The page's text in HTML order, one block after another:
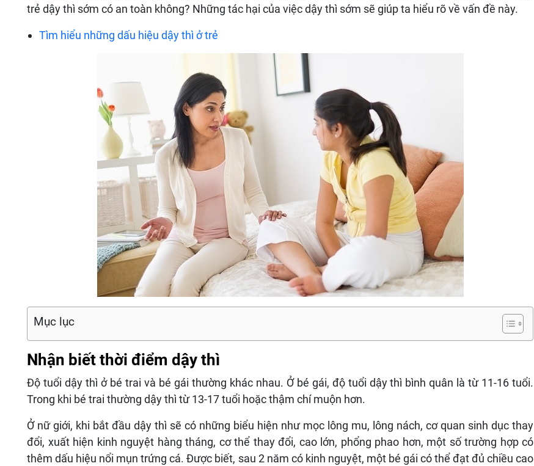
trẻ dậy thì sớm có an toàn không? Những tác hại của việc dậy thì sớm sẽ giúp ta hiểu rõ về vấn đề này.
Tìm hiểu những dấu hiệu dậy thì ở trẻ
Mục lục
Nhận biết thời điểm dậy thì
Độ tuổi dậy thì ở bé trai và bé gái thường khác nhau. Ở bé gái, độ tuổi dậy thì bình quân là từ 11-16 tuổi.
Trong khi bé trai thường dậy thì từ 13-17 tuổi hoặc thậm chí muộn hơn.
Ở nữ giới, khi bắt đầu dậy thì sẽ có những biểu hiện như mọc lông mu, lông nách, cơ quan sinh dục thay
đổi, xuất hiện kinh nguyệt hàng tháng, cơ thể thay đổi, cao lớn, phổng phao hơn, một số trường hợp có
thêm dấu hiệu nổi mụn trứng cá. Được biết, sau 2 năm có kinh nguyệt, một bé gái có thể đạt đủ chiều cao